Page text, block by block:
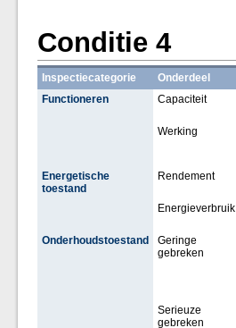
Conditie 4
Inspectiecategorie Onderdeel
Functioneren
Capaciteit
Werking
Energetische
toestand
Rendement
Energieverbruik
Onderhoudstoestand
Geringe
gebreken
Serieuze
gebreken